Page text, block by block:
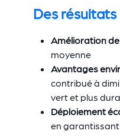
Des
Amélioration de
moyenne
Avantages
contribué à
vert et plus
Déploiement
en garantissant